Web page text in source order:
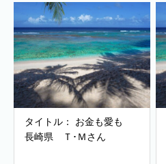
タイトル： お金も愛も
長崎県 Ｔ･Ｍさん